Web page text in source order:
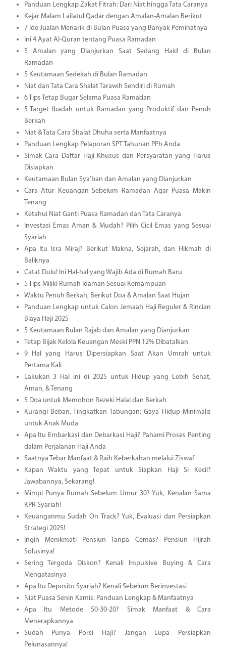
Panduan Lengkap Zakat Fitrah: Dari Niat hingga Tata Caranya
Kejar Malam Lailatul Qadar dengan Amalan-Amalan Berikut
7 Ide Jualan Menarik di Bulan Puasa yang Banyak Peminatnya
Ini 4 Ayat Al-Quran tentang Puasa Ramadan
5 Amalan yang Dianjurkan Saat Sedang Haid di Bulan
Ramadan
5 Keutamaan Sedekah di Bulan Ramadan
Niat dan Tata Cara Shalat Tarawih Sendiri di Rumah
6 Tips Tetap Bugar Selama Puasa Ramadan
5 Target Ibadah untuk Ramadan yang Produktif dan Penuh
Berkah
Niat & Tata Cara Shalat Dhuha serta Manfaatnya
Panduan Lengkap Pelaporan SPT Tahunan PPh Anda
Simak Cara Daftar Haji Khusus dan Persyaratan yang Harus
Disiapkan
Keutamaan Bulan Sya’ban dan Amalan yang Dianjurkan
Cara Atur Keuangan Sebelum Ramadan Agar Puasa Makin
Tenang
Ketahui Niat Ganti Puasa Ramadan dan Tata Caranya
Investasi Emas Aman & Mudah? Pilih Cicil Emas yang Sesuai
Syariah
Apa Itu Isra Miraj? Berikut Makna, Sejarah, dan Hikmah di
Baliknya
Catat Dulu! Ini Hal-hal yang Wajib Ada di Rumah Baru
5 Tips Miliki Rumah Idaman Sesuai Kemampuan
Waktu Penuh Berkah, Berikut Doa & Amalan Saat Hujan
Panduan Lengkap untuk Calon Jemaah Haji Reguler & Rincian
Biaya Haji 2025
5 Keutamaan Bulan Rajab dan Amalan yang Dianjurkan
Tetap Bijak Kelola Keuangan Meski PPN 12% Dibatalkan
9 Hal yang Harus Dipersiapkan Saat Akan Umrah untuk
Pertama Kali
Lakukan 3 Hal ini di 2025 untuk Hidup yang Lebih Sehat,
Aman, & Tenang
5 Doa untuk Memohon Rezeki Halal dan Berkah
Kurangi Beban, Tingkatkan Tabungan: Gaya Hidup Minimalis
untuk Anak Muda
Apa Itu Embarkasi dan Debarkasi Haji? Pahami Proses Penting
dalam Perjalanan Haji Anda
Saatnya Tebar Manfaat & Raih Keberkahan melalui Ziswaf
Kapan Waktu yang Tepat untuk Siapkan Haji Si Kecil?
Jawabannya, Sekarang!
Mimpi Punya Rumah Sebelum Umur 30? Yuk, Kenalan Sama
KPR Syariah!
Keuanganmu Sudah On Track? Yuk, Evaluasi dan Persiapkan
Strategi 2025!
Ingin Menikmati Pensiun Tanpa Cemas? Pensiun Hijrah
Solusinya!
Sering Tergoda Diskon? Kenali Impulsive Buying & Cara
Mengatasinya
Apa Itu Deposito Syariah? Kenali Sebelum Berinvestasi
Niat Puasa Senin Kamis: Panduan Lengkap & Manfaatnya
Apa Itu Metode 50-30-20? Simak Manfaat & Cara
Menerapkannya
Sudah Punya Porsi Haji? Jangan Lupa Persiapkan
Pelunasannya!